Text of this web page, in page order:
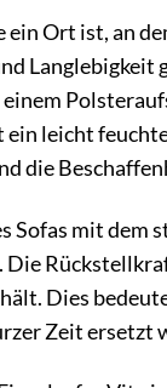
ein Ort ist, an
Langlebigkeit
leicht
die
Sofas mit dem
Dies
Zeit ersetzt